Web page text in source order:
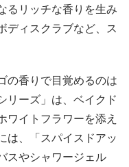
るリッチな香りを生み
ディスクラブなど、ス
の香りで目覚めるのは
ーズ」は、ベイクド
ワイトフラワーを添え
は、「スパイスドアッ
やシャワージェル